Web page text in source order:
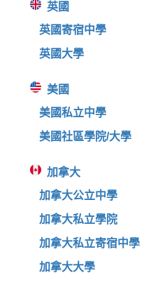
英國
英國寄宿中學
英國大學
美國
美國私立中學
美國社區學院/大學
加拿大
加拿大公立中學
加拿大私立學院
加拿大私立寄宿中學
加拿大大學